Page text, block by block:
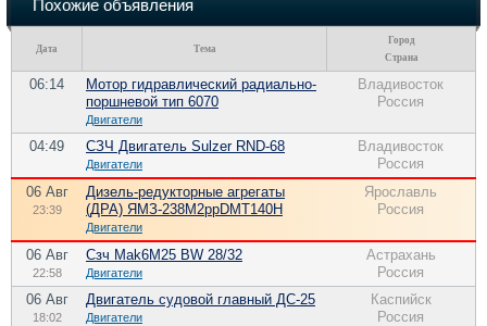
Похожие объявления
Дата Тема
Город
Страна
06:14
Мотор гидравлический радиально-
поршневой тип 6070
Двигатели
Владивосток
Россия
04:49 СЗЧ Двигатель Sulzer RND-68
Двигатели
Владивосток
Россия
06 Авг
23:39
Дизель-редукторные агрегаты
(ДРА) ЯМЗ-238М2ррDMT140Н
Двигатели
Ярославль
Россия
06 Авг
22:58
Сзч Mak6M25 BW 28/32
Двигатели
Астрахань
Россия
06 Авг
18:02
Двигатель судовой главный ДС-25
Двигатели
Каспийск
Россия